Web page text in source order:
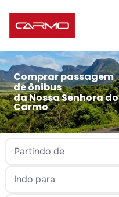
Comprar passagem
de ônibus
da Nossa Senhora do
Carmo
Partindo de
Indo para